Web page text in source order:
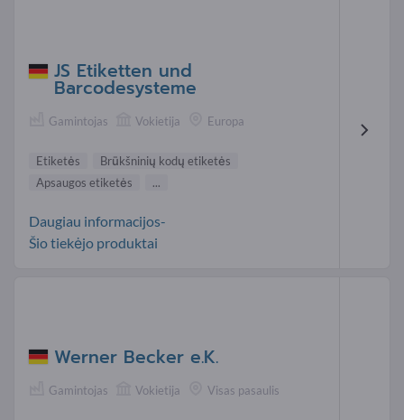
JS Etiketten und
Barcodesysteme
Gamintojas Vokietija Europa
Etiketės
Brūkšninių kodų etiketės
Apsaugos etiketės
...
Daugiau informacijos-
Šio tiekėjo produktai
Werner Becker e.K.
Gamintojas Vokietija Visas pasaulis